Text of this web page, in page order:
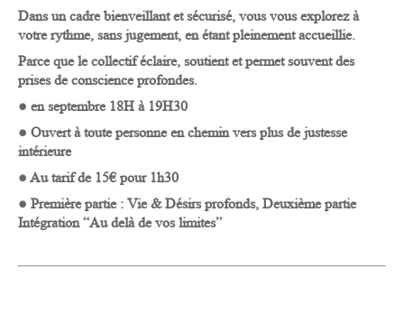
Dans un cadre bienveillant et sécurisé, vous vous explorezà
votre rythme, sans jugement, en étant pleinement accueillie.
Parce que le collectif éclaire, soutient et permet souventdes
prises de conscience profondes.
● en septembre 18H à 19H30
● Ouvert à toute personne en chemin vers plus de justesse
intérieure
● Au tarif de 15€ pour 1h30
● Première partie : Vie & Désirs profonds, Deuxième partie
Intégration “Au delà de vos limites”